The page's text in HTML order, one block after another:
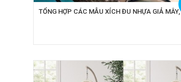
TỔNG HỢP CÁC MẪU XÍCH ĐU NHỰA GIẢ MÂY,